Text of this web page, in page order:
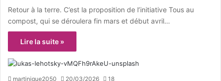
Retour à la terre. C’est la proposition de l’initiative Tous au
compost, qui se déroulera fin mars et début avril…
Lire la suite »
martinique2050 20/03/2026 18